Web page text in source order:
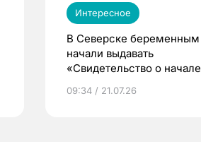
Интересное
В Северске беременным
начали выдавать
«Свидетельство о начале
09:34 / 21.07.26